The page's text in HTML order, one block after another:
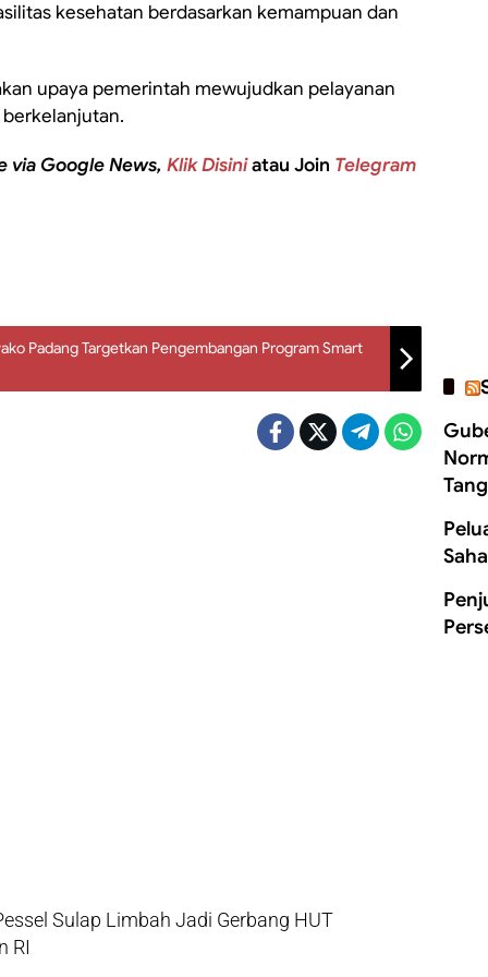
kesehatan berdasarkan kemampuan dan
upaya pemerintah mewujudkan pelayanan
via Google News, Klik Disiniatau Join Telegram
Padang Targetkan Pengembangan Program Smart
Sulap Limbah Jadi Gerbang HUT
RI